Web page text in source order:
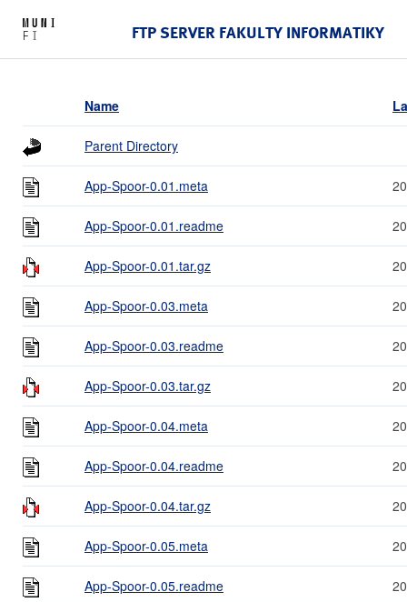
FTP SERVER FAKULTY INFORMATIKY
Name
Parent Directory
App-Spoor-0.01.meta
App-Spoor-0.01.readme
App-Spoor-0.01.tar.gz
App-Spoor-0.03.meta
App-Spoor-0.03.readme
App-Spoor-0.03.tar.gz
App-Spoor-0.04.meta
App-Spoor-0.04.readme
App-Spoor-0.04.tar.gz
App-Spoor-0.05.meta
App-Spoor-0.05.readme